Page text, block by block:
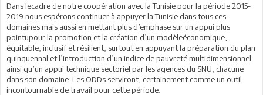
Dans lecadre de notre coopération avec la Tunisie pour la période 2015-
2019 nous espérons continuer à appuyer la Tunisie dans tous ces
domaines mais aussi en mettant plus d’emphase sur un appui plus
pointupour la promotion et la création d’un modèleéconomique,
équitable, inclusif et résilient, surtout en appuyant la préparation du plan
quinquennal et l’introduction d’un indice de pauvreté multidimensionnel
ainsi qu’un appui technique sectoriel par les agences du SNU, chacune
dans son domaine. Les ODDs serviront, certainement comme un outil
incontournable de travail pour cette période.